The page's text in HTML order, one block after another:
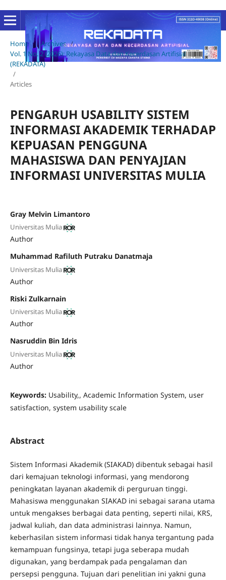
Home / Archives /
Vol. 1 No. 2 (2026): Rekayasa Data dan Kecerdasan Artifisial
(REKADATA)
/
Articles
PENGARUH USABILITY SISTEM
INFORMASI AKADEMIK TERHADAP
KEPUASAN PENGGUNA
MAHASISWA DAN PENYAJIAN
INFORMASI UNIVERSITAS MULIA
Gray Melvin Limantoro
Universitas Mulia
Author
Muhammad Rafiluth Putraku Danatmaja
Universitas Mulia
Author
Riski Zulkarnain
Universitas Mulia
Author
Nasruddin Bin Idris
Universitas Mulia
Author
Keywords: Usability,, Academic Information System, user
satisfaction, system usability scale
Abstract
Sistem Informasi Akademik (SIAKAD) dibentuk sebagai hasil
dari kemajuan teknologi informasi, yang mendorong
peningkatan layanan akademik di perguruan tinggi.
Mahasiswa menggunakan SIAKAD ini sebagai sarana utama
untuk mengakses berbagai data penting, seperti nilai, KRS,
jadwal kuliah, dan data administrasi lainnya. Namun,
keberhasilan sistem informasi tidak hanya tergantung pada
kemampuan fungsinya, tetapi juga seberapa mudah
digunakan, yang berdampak pada pengalaman dan
persepsi pengguna. Tujuan dari penelitian ini yakni guna